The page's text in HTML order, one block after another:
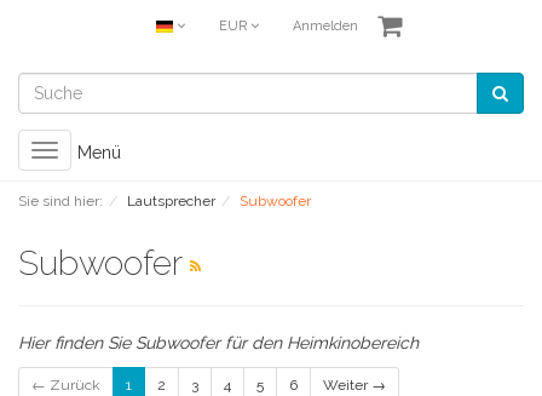
EUR Anmelden
Toggle
navigation
Menü
Sie sind hier: Lautsprecher Subwoofer
Subwoofer
Hier finden Sie Subwoofer für den Heimkinobereich
← Zurück 1 2 3 4 5 6 Weiter →